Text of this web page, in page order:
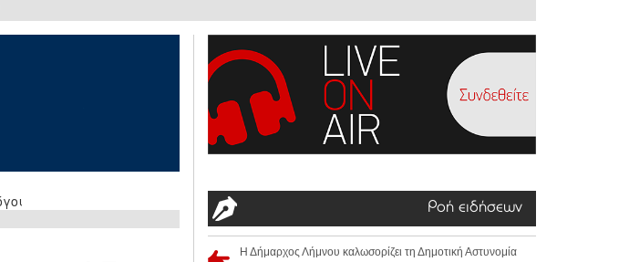
Ροή ειδήσεων
Η Δήμαρχος Λήμνου καλωσορίζει τη Δημοτική Αστυνομία